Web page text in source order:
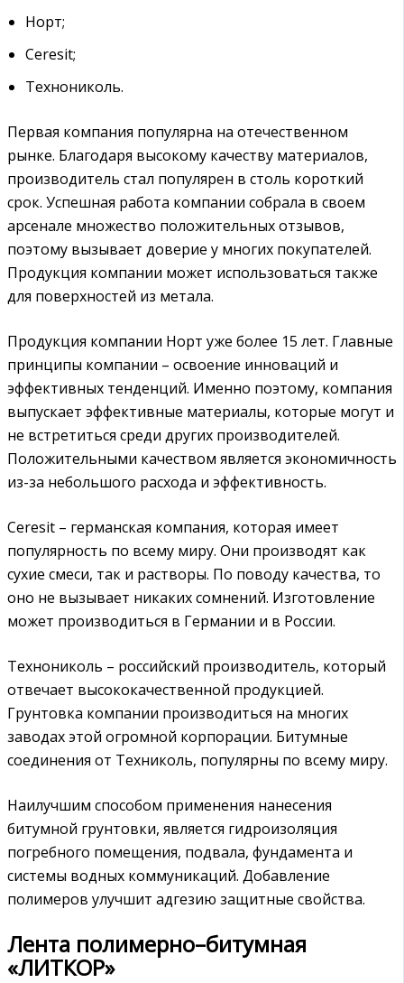
Норт;
Ceresit;
Технониколь.
Первая компания популярна на отечественном
рынке. Благодаря высокому качеству материалов,
производитель стал популярен в столь короткий
срок. Успешная работа компании собрала в своем
арсенале множество положительных отзывов,
поэтому вызывает доверие у многих покупателей.
Продукция компании может использоваться также
для поверхностей из метала.
Продукция компании Норт уже более 15 лет. Главные
принципы компании – освоение инноваций и
эффективных тенденций. Именно поэтому, компания
выпускает эффективные материалы, которые могут и
не встретиться среди других производителей.
Положительными качеством является экономичность
из-за небольшого расхода и эффективность.
Ceresit – германская компания, которая имеет
популярность по всему миру. Они производят как
сухие смеси, так и растворы. По поводу качества, то
оно не вызывает никаких сомнений. Изготовление
может производиться в Германии и в России.
Технониколь – российский производитель, который
отвечает высококачественной продукцией.
Грунтовка компании производиться на многих
заводах этой огромной корпорации. Битумные
соединения от Техниколь, популярны по всему миру.
Наилучшим способом применения нанесения
битумной грунтовки, является гидроизоляция
погребного помещения, подвала, фундамента и
системы водных коммуникаций. Добавление
полимеров улучшит адгезию защитные свойства.
Лента полимерно–битумная
«ЛИТКОР»